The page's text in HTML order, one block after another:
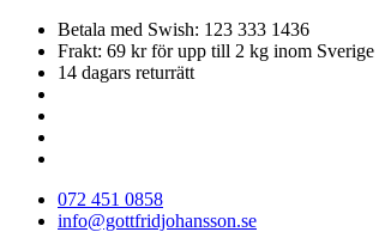
Betala med Swish: 123 333 1436
Frakt: 69 kr för upp till 2 kg inom Sverige
14 dagars returrätt
072 451 0858
info@gottfridjohansson.se